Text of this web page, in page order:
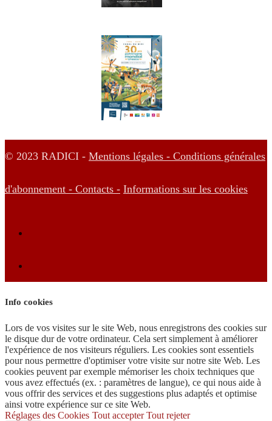
© 2023 RADICI - Mentions légales - Conditions générales
d'abonnement - Contacts - Informations sur les cookies
Info cookies
Lors de vos visites sur le site Web, nous enregistrons des cookies sur
le disque dur de votre ordinateur. Cela sert simplement à améliorer
l'expérience de nos visiteurs réguliers. Les cookies sont essentiels
pour nous permettre d'optimiser votre visite sur notre site Web. Les
cookies peuvent par exemple mémoriser les choix techniques que
vous avez effectués (ex. : paramètres de langue), ce qui nous aide à
vous offrir des services et des suggestions plus adaptés et optimise
ainsi votre expérience sur ce site Web.
Réglages des Cookies Tout accepter Tout rejeter